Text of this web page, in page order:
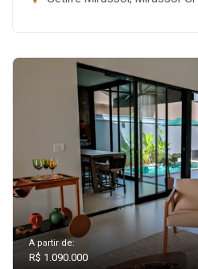
A partir de:
R$ 1.090.000